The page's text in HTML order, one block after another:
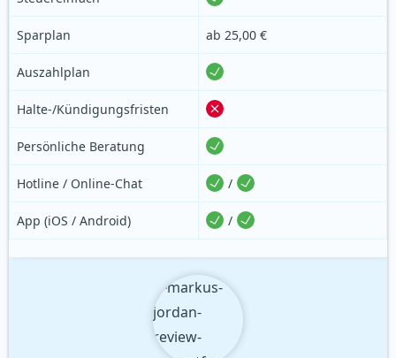
Sparplan ab 25,00 €
Auszahlplan
Halte-/Kündigungsfristen
Persönliche Beratung
Hotline / Online-Chat /
App (iOS / Android) /